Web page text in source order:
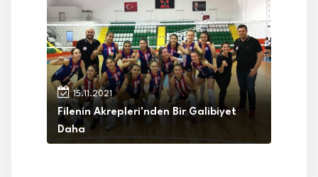
15.11.2021
Filenin Akrepleri'nden Bir Galibiyet
Daha